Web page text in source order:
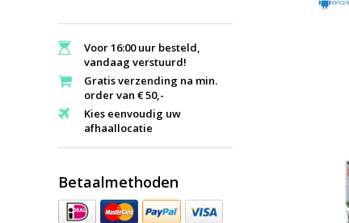
Voor 16:00 uur besteld,
vandaag verstuurd!
Gratis verzending na min.
order van € 50,-
Kies eenvoudig uw
afhaallocatie
Betaalmethoden